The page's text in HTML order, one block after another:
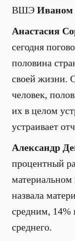
ВШЭ Иваном
Анастасия
сегодня
половина
своей жизни.
человек,
их в целом
устраивает
Александр
процентный
назвала
средним, 14%
среднего.